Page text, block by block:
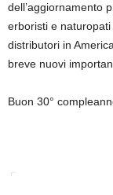
dell’aggiornamento
erboristi e
distributori in
breve nuovi
Buon 30°